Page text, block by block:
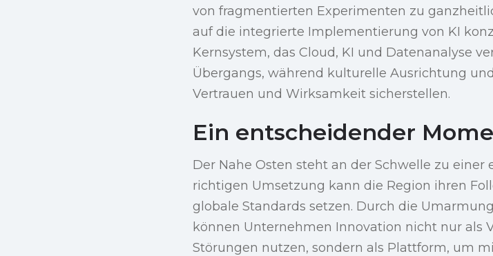
von fragmentierten Experimenten zu
auf die integrierte Implementierung von KI
Kernsystem, das Cloud, KI und Datenanalyse
Übergangs, während kulturelle Ausrichtung
Vertrauen und Wirksamkeit sicherstellen.
Ein entscheidender
Der Nahe Osten steht an der Schwelle zu einer
richtigen Umsetzung kann die Region ihren
globale Standards setzen. Durch die
können Unternehmen Innovation nicht nur als
Störungen nutzen, sondern als Plattform, um